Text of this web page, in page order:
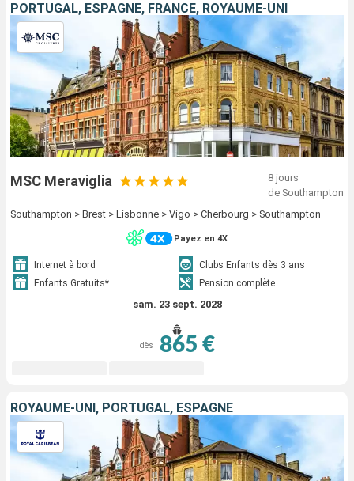
PORTUGAL, ESPAGNE, FRANCE, ROYAUME-UNI
MSC Meraviglia
8 jours
de Southampton
Southampton > Brest > Lisbonne > Vigo > Cherbourg > Southampton
Payez en 4X
Internet à bord
Clubs Enfants dès 3 ans
Enfants Gratuits*
Pension complète
sam. 23 sept. 2028
dès 865 €
ROYAUME-UNI, PORTUGAL, ESPAGNE